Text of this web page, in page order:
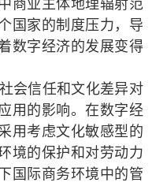
商业主体地理辐射范
国家的制度压力，导
数字经济的发展变得
会信任和文化差异对
用的影响。在数字经
用考虑文化敏感型的
境的保护和对劳动力
国际商务环境中的管